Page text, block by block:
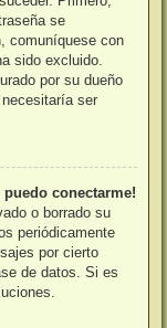
se
comuníquese con
sido excluido.
por su dueño
ser
conectarme!
o borrado su
periódicamente
por cierto
de datos. Si es